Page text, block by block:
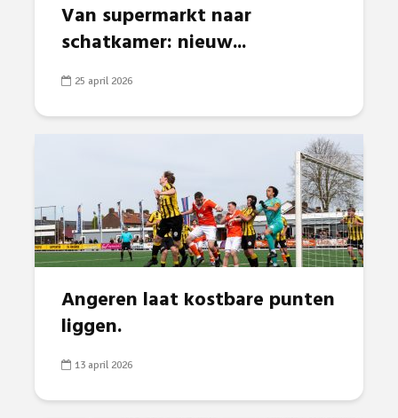
Van supermarkt naar
schatkamer: nieuw...
25 april 2026
Angeren laat kostbare punten
liggen.
13 april 2026